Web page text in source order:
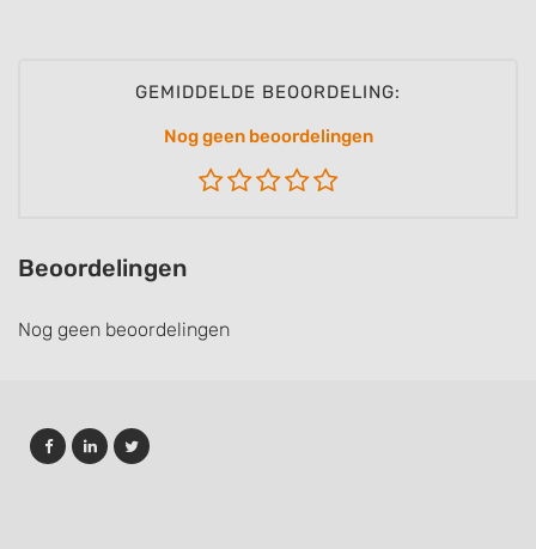
GEMIDDELDE BEOORDELING:
Nog geen beoordelingen
Beoordelingen
Nog geen beoordelingen